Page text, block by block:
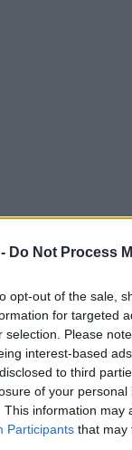
Do Not Process
opt-out of the sale,
for targeted
selection. Please
interest-based
to third
of your personal
This information may
Participants that may
nigdy nie
sekretarz